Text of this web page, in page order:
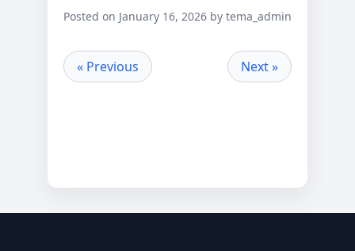
Posted on January 16, 2026 by tema_admin
« Previous Next »